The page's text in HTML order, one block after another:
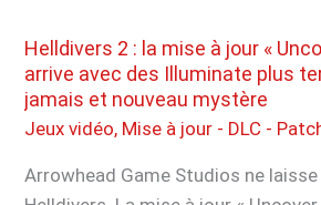
un
leaker
Helldivers 2 : la mise à jour «
arrive avec des Illuminate plus
jamais et nouveau mystère
Jeux vidéo, Mise à jour - DLC -
Arrowhead Game Studios ne